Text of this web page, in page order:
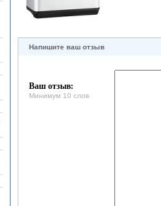
Напишите ваш отзыв
Ваш отзыв:
Минимум 10 слов